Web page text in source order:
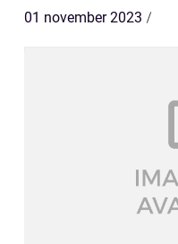
01 november 2023